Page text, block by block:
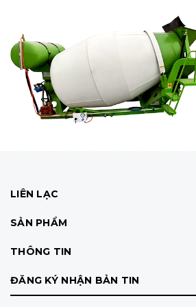
LIÊN LẠC
SẢN PHẨM
THÔNG TIN
ĐĂNG KÝ NHẬN BẢN TIN